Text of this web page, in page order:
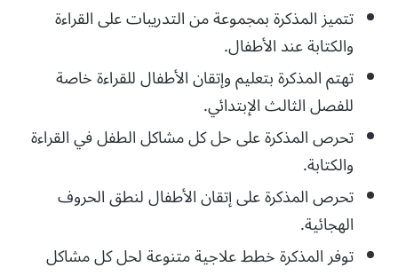
تتميز المذكرة بمجموعة من التدريبات على القراءة
والكتابة عند الأطفال.
تهتم المذكرة بتعليم وإتقان الأطفال للقراءة خاصة
للفصل الثالث الإبتدائي.
تحرص المذكرة على حل كل مشاكل الطفل في القراءة
والكتابة.
تحرص المذكرة على إتقان الأطفال لنطق الحروف
الهجائية.
توفر المذكرة خطط علاجية متنوعة لحل كل مشاكل